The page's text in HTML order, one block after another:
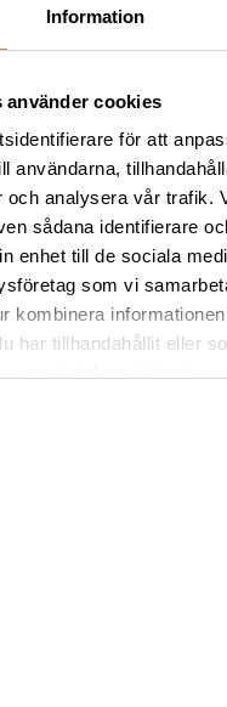
Information
använder cookies
för att
användarna,
och analysera vår trafik.
sådana identifierare
enhet till de sociala
som vi
kombinera
har tillhandahållit eller
Andra köpte även
cm
Med roterande korta och långa tänder, för tjocka pälsar och tovutredning
Groom
Kam
Tät/